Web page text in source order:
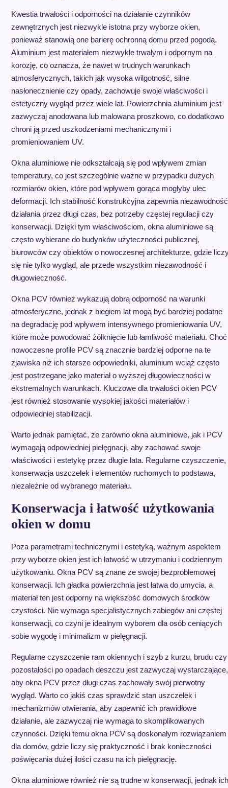
Kwestia trwałości i odporności na działanie czynników
zewnętrznych jest niezwykle istotna przy wyborze okien,
ponieważ stanowią one barierę ochronną domu przed pogodą.
Aluminium jest materiałem niezwykle trwałym i odpornym na
korozję, co oznacza, że nawet w trudnych warunkach
atmosferycznych, takich jak wysoka wilgotność, silne
nasłonecznienie czy opady, zachowuje swoje właściwości i
estetyczny wygląd przez wiele lat. Powierzchnia aluminium jest
zazwyczaj anodowana lub malowana proszkowo, co dodatkowo
chroni ją przed uszkodzeniami mechanicznymi i
promieniowaniem UV.
Okna aluminiowe nie odkształcają się pod wpływem zmian
temperatury, co jest szczególnie ważne w przypadku dużych
rozmiarów okien, które pod wpływem gorąca mogłyby ulec
deformacji. Ich stabilność konstrukcyjna zapewnia niezawodność
działania przez długi czas, bez potrzeby częstej regulacji czy
konserwacji. Dzięki tym właściwościom, okna aluminiowe są
często wybierane do budynków użyteczności publicznej,
biurowców czy obiektów o nowoczesnej architekturze, gdzie
się nie tylko wygląd, ale przede wszystkim niezawodność i
długowieczność.
Okna PCV również wykazują dobrą odporność na warunki
atmosferyczne, jednak z biegiem lat mogą być bardziej podatne
na degradację pod wpływem intensywnego promieniowania UV,
które może powodować żółknięcie lub łamliwość materiału. Choć
nowoczesne profile PCV są znacznie bardziej odporne na te
zjawiska niż ich starsze odpowiedniki, aluminium wciąż często
jest postrzegane jako materiał o wyższej długowieczności w
ekstremalnych warunkach. Kluczowe dla trwałości okien PCV
jest również stosowanie wysokiej jakości materiałów i
odpowiedniej stabilizacji.
Warto jednak pamiętać, że zarówno okna aluminiowe, jak i PCV
wymagają odpowiedniej pielęgnacji, aby zachować swoje
właściwości i estetykę przez długie lata. Regularne czyszczenie,
konserwacja uszczelek i elementów ruchomych to podstawa,
niezależnie od wybranego materiału.
Konserwacja i łatwość użytkowania
okien w domu
Poza parametrami technicznymi i estetyką, ważnym aspektem
przy wyborze okien jest ich łatwość w utrzymaniu i codziennym
użytkowaniu. Okna PCV są znane ze swojej bezproblemowej
konserwacji. Ich gładka powierzchnia jest łatwa do umycia, a
materiał ten jest odporny na większość domowych środków
czystości. Nie wymaga specjalistycznych zabiegów ani częstej
konserwacji, co czyni je idealnym wyborem dla osób ceniących
sobie wygodę i minimalizm w pielęgnacji.
Regularne czyszczenie ram okiennych i szyb z kurzu, brudu czy
pozostałości po opadach deszczu jest zazwyczaj wystarczające,
aby okna PCV przez długi czas zachowały swój pierwotny
wygląd. Warto co jakiś czas sprawdzić stan uszczelek i
mechanizmów otwierania, aby zapewnić ich prawidłowe
działanie, ale zazwyczaj nie wymaga to skomplikowanych
czynności. Dzięki temu okna PCV są doskonałym rozwiązaniem
dla domów, gdzie liczy się praktyczność i brak konieczności
poświęcania dużej ilości czasu na ich pielęgnację.
Okna aluminiowe również nie są trudne w konserwacji, jednak ich